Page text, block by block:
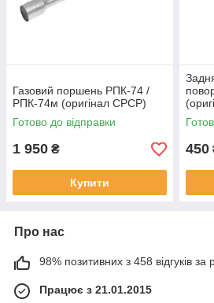
Газовий поршень РПК-74 /
РПК-74м (оригінал СРСР)
Готово до відправки
1 950 ₴
Купити
450
Про нас
98% позитивних з 458 відгуків за
Працює з 21.01.2015